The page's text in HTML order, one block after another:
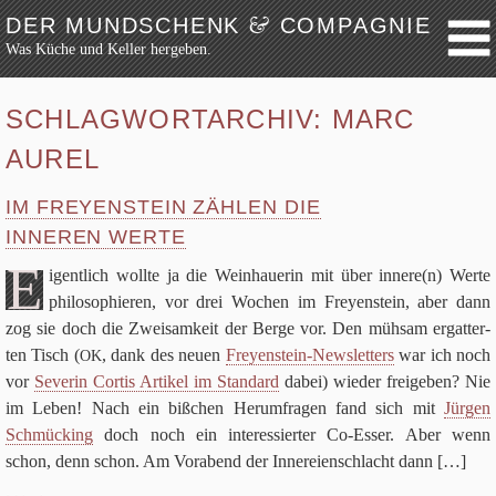
DER MUNDSCHENK&COMPAGNIE
Was Küche und Keller hergeben.
Weiter zum Inhalt
Festmahl
Küche
Keller
Lokalbesuch
Markttag
Hortikultur
Werkzeug
Bibliothek
Schaustücke
Potpourri
Rezepte
SCHLAGWORTARCHIV: MARC
AUREL
IM FREYENSTEIN ZÄHLEN DIE
INNEREN WERTE
E igent­lich wollte ja die Wein­haue­rin mit über innere(n) Werte
phi­lo­so­phie­ren, vor drei Wochen im Frey­en­stein, aber dann
zog sie doch die Zwei­sam­keit der Berge vor. Den müh­sam ergat­ter­
ten Tisch (OK, dank des neuen Frey­en­stein-News­let­terswar ich noch
vor Seve­rin Cor­tis Arti­kel im Stan­dard dabei) wie­der frei­ge­ben? Nie
im Leben! Nach ein biß­chen Her­um­fra­gen fand sich mit Jür­gen
Schmücking doch noch ein inter­es­sier­ter Co-Esser. Aber wenn
schon, denn schon. Am Vor­abend der Inne­rei­en­schlacht dann […]